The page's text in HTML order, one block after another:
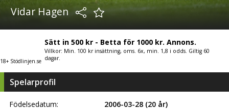
Vidar Hagen
18+ Stödlinjen.se
Sätt in 500 kr - Betta för 1000 kr. Annons.
Villkor: Min. 100 kr insättning, oms. 6x, min. 1,8 i odds. Giltig 60
dagar.
Spelarprofil
Födelsedatum: 2006-03-28 (20 år)